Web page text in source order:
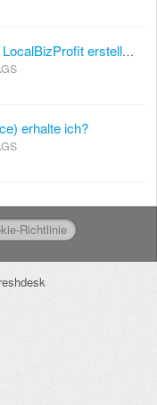
Wie viele Websites kann ich mit LocalBizProfit erstellen?
erhalte ich?
Richtlinie